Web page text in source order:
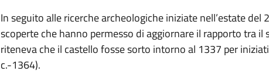
In seguito alle ricerche archeologiche iniziate nell’estate
scoperte che hanno permesso di aggiornare il rapporto tra
riteneva che il castello fosse sorto intorno al 1337 per
c.-1364).